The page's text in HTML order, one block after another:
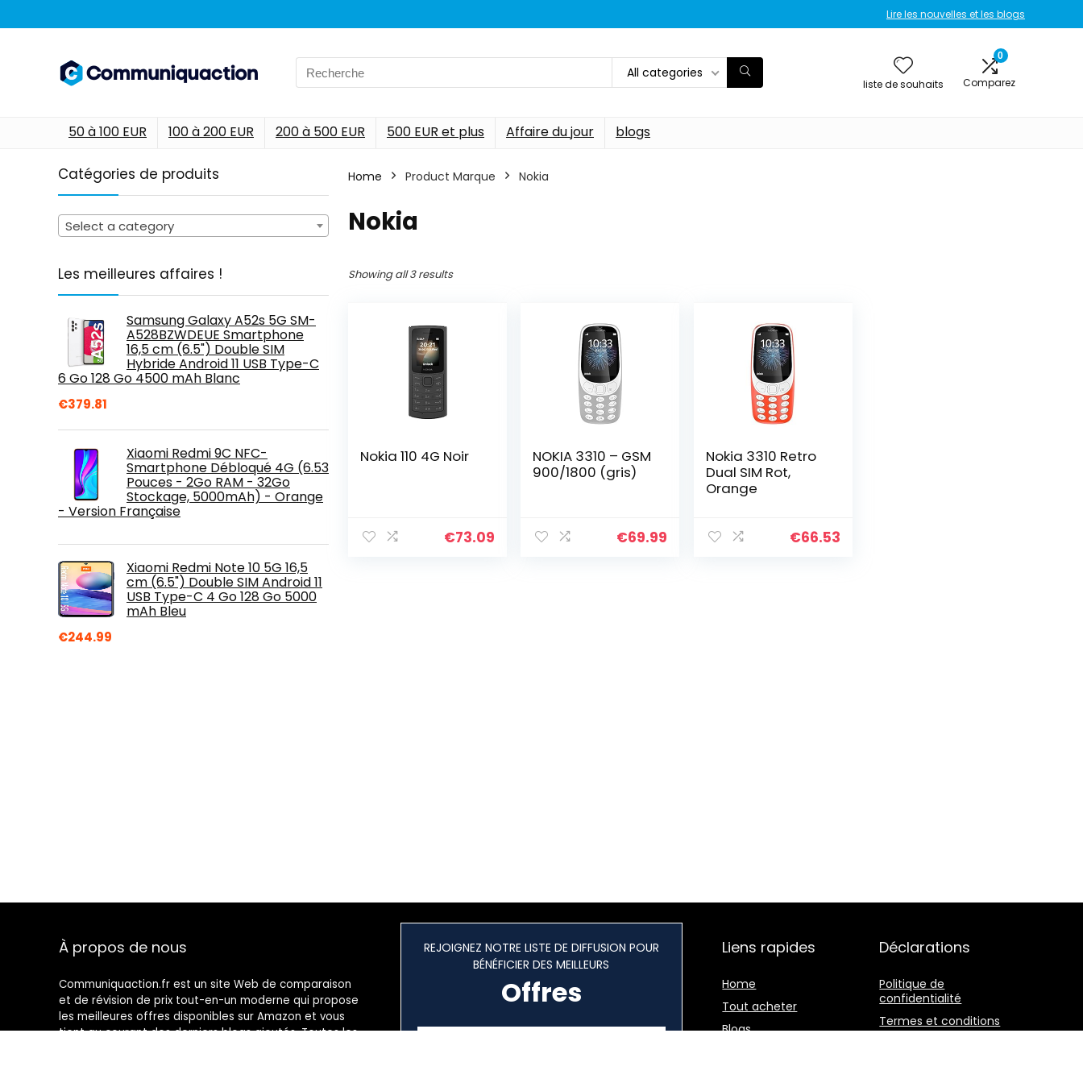
Lire les nouvelles et les blogs
Search
for:
All categories
liste de souhaits
0
Comparez
50 à 100 EUR 100 à 200 EUR 200 à 500 EUR 500 EUR et plus Affaire du jour blogs
Catégories de produits
Select a category
Les meilleures affaires !
Samsung Galaxy A52s 5G SM-
A528BZWDEUE Smartphone
16,5 cm (6.5") Double SIM
Hybride Android 11 USB Type-C
6 Go 128 Go 4500 mAh Blanc
€379.81
Xiaomi Redmi 9C NFC-
Smartphone Débloqué 4G (6.53
Pouces - 2Go RAM - 32Go
Stockage, 5000mAh) - Orange
- Version Française
Xiaomi Redmi Note 10 5G 16,5
cm (6.5") Double SIM Android 11
USB Type-C 4 Go 128 Go 5000
mAh Bleu
€244.99
Home Product Marque ‎Nokia
‎Nokia
Showing all 3 results
Nokia 110 4G Noir
€73.09
NOKIA 3310 – GSM
900/1800 (gris)
€69.99
Nokia 3310 Retro
Dual SIM Rot,
Orange
€66.53
À propos de nous
Communiquaction.fr est un site Web de comparaison
et de révision de prix tout-en-un moderne qui propose
les meilleures offres disponibles sur Amazon et vous
tient au courant des derniers blogs ajoutés. Toutes les
REJOIGNEZ NOTRE LISTE DE DIFFUSION POUR
BÉNÉFICIER DES MEILLEURS
Offres
Liens rapides
Home
Tout acheter
Blogs
Déclarations
Politique de
confidentialité
Termes et conditions